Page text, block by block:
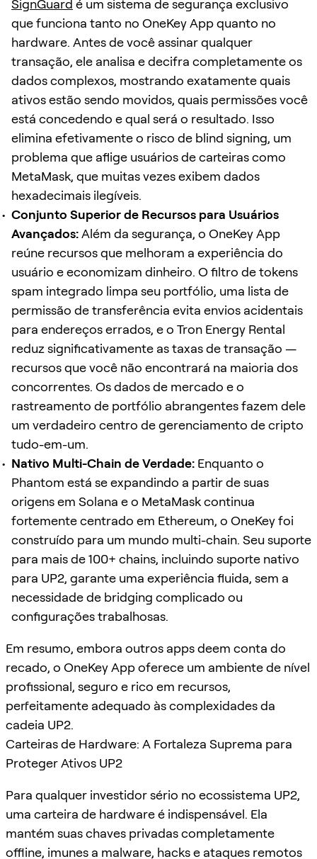
SignGuard é um sistema de segurança exclusivo
que funciona tanto no OneKey App quanto no
hardware. Antes de você assinar qualquer
transação, ele analisa e decifra completamente os
dados complexos, mostrando exatamente quais
ativos estão sendo movidos, quais permissões você
está concedendo e qual será o resultado. Isso
elimina efetivamente o risco de blind signing, um
problema que aflige usuários de carteiras como
MetaMask, que muitas vezes exibem dados
hexadecimais ilegíveis.
Conjunto Superior de Recursos para Usuários
Avançados:Além da segurança, o OneKey App
reúne recursos que melhoram a experiência do
usuário e economizam dinheiro. O filtro de tokens
spam integrado limpa seu portfólio, uma lista de
permissão de transferência evita envios acidentais
para endereços errados, e o Tron Energy Rental
reduz significativamente as taxas de transação —
recursos que você não encontrará na maioria dos
concorrentes. Os dados de mercado e o
rastreamento de portfólio abrangentes fazem dele
um verdadeiro centro de gerenciamento de cripto
tudo-em-um.
Nativo Multi-Chain de Verdade: Enquanto o
Phantom está se expandindo a partir de suas
origens em Solana e o MetaMask continua
fortemente centrado em Ethereum, o OneKey foi
construído para um mundo multi-chain. Seu suporte
para mais de 100+ chains, incluindo suporte nativo
para UP2, garante uma experiência fluida, sem a
necessidade de bridging complicado ou
configurações trabalhosas.
Em resumo, embora outros apps deem conta do
recado, o OneKey App oferece um ambiente de nível
profissional, seguro e rico em recursos,
perfeitamente adequado às complexidades da
cadeia UP2.
Carteiras de Hardware: A Fortaleza Suprema para
Proteger Ativos UP2
Para qualquer investidor sério no ecossistema UP2,
uma carteira de hardware é indispensável. Ela
mantém suas chaves privadas completamente
offline, imunes a malware, hacks e ataques remotos